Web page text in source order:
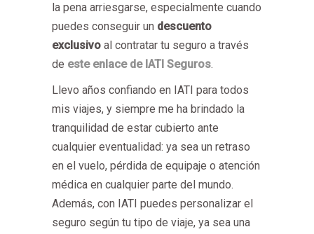
la pena arriesgarse, especialmente cuando
puedes conseguir un descuento
exclusivo al contratar tu seguro a través
de este enlace de IATI Seguros.
Llevo años confiando en IATI para todos
mis viajes, y siempre me ha brindado la
tranquilidad de estar cubierto ante
cualquier eventualidad: ya sea un retraso
en el vuelo, pérdida de equipaje o atención
médica en cualquier parte del mundo.
Además, con IATI puedes personalizar el
seguro según tu tipo de viaje, ya sea una